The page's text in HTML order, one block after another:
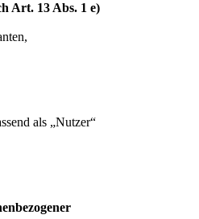
Art. 13 Abs. 1 e)
als „Nutzer“